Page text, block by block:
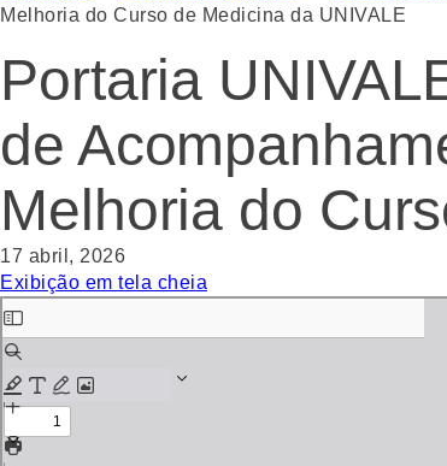
Melhoria do Curso de Medicina da UNIVALE
Portaria
de
Melhoria do
17 abril, 2026
Exibição em tela cheia
Skip
to
PDF
content